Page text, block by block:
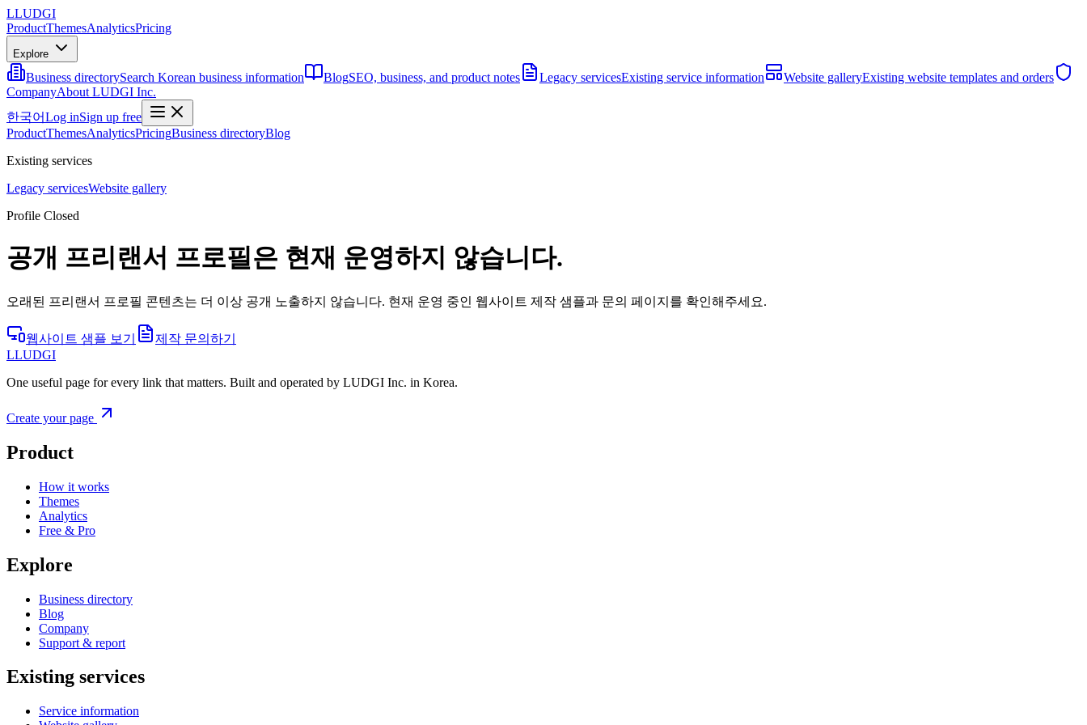
LLUDGI
ProductThemesAnalyticsPricing
Explore
Business directorySearch Korean business information BlogSEO, business, and product notes Legacy servicesExisting service information Website galleryExisting website templates and orders
CompanyAbout LUDGI Inc.
한국어Log inSign up free
ProductThemesAnalyticsPricingBusiness directoryBlog
Existing services
Legacy servicesWebsite gallery
Profile Closed
공개 프리랜서 프로필은 현재 운영하지 않습니다.
오래된 프리랜서 프로필 콘텐츠는 더 이상 공개 노출하지 않습니다. 현재 운영 중인 웹사이트 제작 샘플과 문의 페이지를 확인해주세요.
웹사이트 샘플 보기
제작 문의하기
LLUDGI
One useful page for every link that matters. Built and operated by LUDGI Inc. in Korea.
Create your page
Product
How it works
Themes
Analytics
Free & Pro
Explore
Business directory
Blog
Company
Support & report
Existing services
Service information